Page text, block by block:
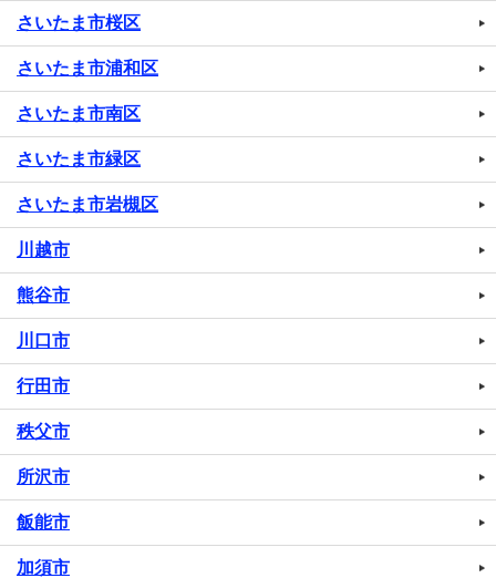
さいたま市桜区
さいたま市浦和区
さいたま市南区
さいたま市緑区
さいたま市岩槻区
川越市
熊谷市
川口市
行田市
秩父市
所沢市
飯能市
加須市